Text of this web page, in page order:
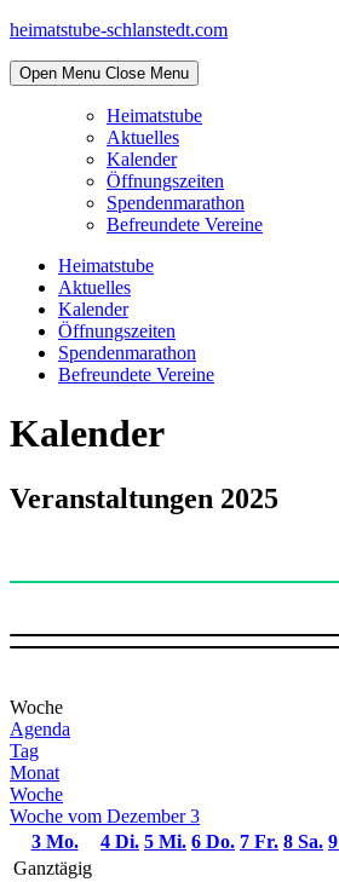
Skip
content
heimatstube-schlanstedt.com
Open Menu Close Menu
Heimatstube
Aktuelles
Kalender
Öffnungszeiten
Spendenmarathon
Befreundete Vereine
Heimatstube
Aktuelles
Kalender
Öffnungszeiten
Spendenmarathon
Befreundete Vereine
Kalender
Veranstaltungen 2025
Woche
Agenda
Tag
Monat
Woche
Woche vom Dezember 3
3 Mo. 4 Di. 5 Mi. 6 Do. 7 Fr. 8 Sa. 9
Ganztägig